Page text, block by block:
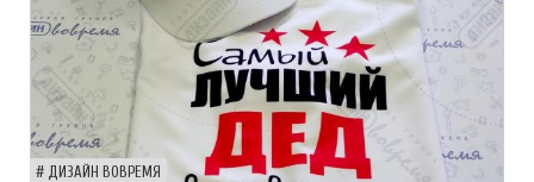
ДИЗАЙН ВОВРЕМЯ